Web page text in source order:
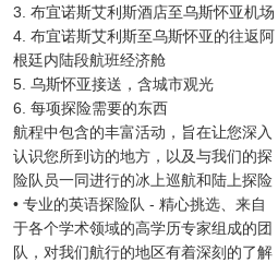
3. 布宜诺斯艾利斯酒店至乌斯怀亚机场
4. 布宜诺斯艾利斯至乌斯怀亚的往返阿
根廷内陆段航班经济舱
5. 乌斯怀亚接送，含城市观光
6. 每项探险需要的东西
航程中包含的丰富活动，旨在让您深入
认识您所到访的地方，以及与我们的探
险队员一同进行的冰上巡航和陆上探险
• 专业的英语探险队 - 精心挑选、来自
于各个学术领域的高学历专家组成的团
队，对我们航行的地区有着深刻的了解